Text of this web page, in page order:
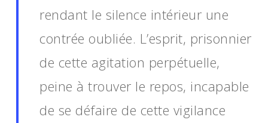
rendant le silence intérieur une
contrée oubliée. L’esprit, prisonnier
de cette agitation perpétuelle,
peine à trouver le repos, incapable
de se défaire de cette vigilance